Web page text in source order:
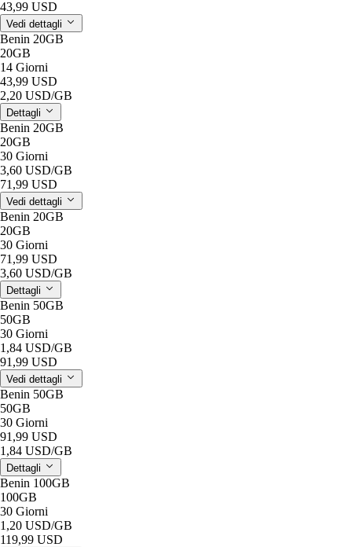
43,99 USD
Vedi dettagli
Benin 20GB
20GB
14 Giorni
43,99 USD
2,20 USD/GB
Dettagli
Benin 20GB
20GB
30 Giorni
3,60 USD/GB
71,99 USD
Vedi dettagli
Benin 20GB
20GB
30 Giorni
71,99 USD
3,60 USD/GB
Dettagli
Benin 50GB
50GB
30 Giorni
1,84 USD/GB
91,99 USD
Vedi dettagli
Benin 50GB
50GB
30 Giorni
91,99 USD
1,84 USD/GB
Dettagli
Benin 100GB
100GB
30 Giorni
1,20 USD/GB
119,99 USD